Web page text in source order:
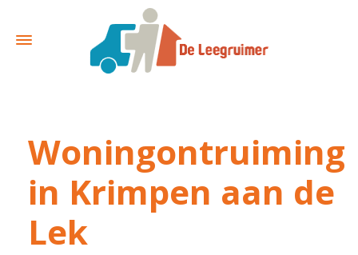
Woningontruiming
in Krimpen aan de
Lek